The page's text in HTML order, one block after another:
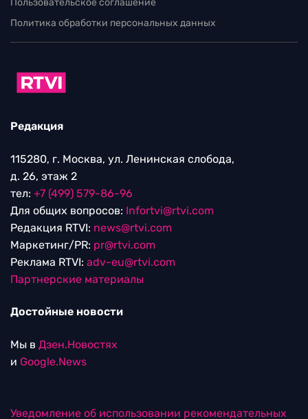
Политика обработки персональных данных
Редакция
115280, г. Москва, ул. Ленинская слобода,
д. 26, этаж 2
тел: +7 (499) 579-86-96
Для общих вопросов: Infortvi@rtvi.com
Редакция RTVI: news@rtvi.com
Маркетинг/PR: pr@rtvi.com
Реклама RTVI: adv-eu@rtvi.com
Партнерские материалы
Достойные новости
Мы в Дзен.Новостях
и Google.News
Уведомление об использовании рекомендательных